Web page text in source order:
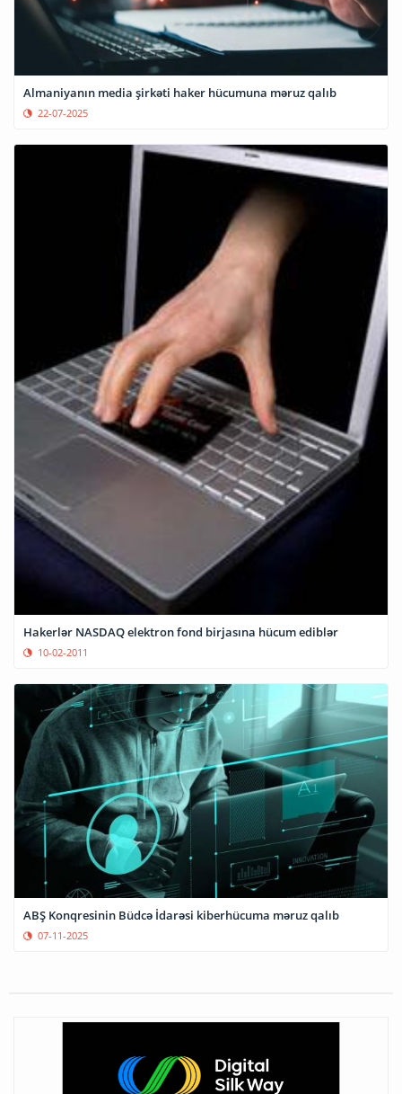
Almaniyanın media şirkəti haker hücumuna məruz qalıb
22-07-2025
Hakerlər NASDAQ elektron fond birjasına hücum ediblər
10-02-2011
ABŞ Konqresinin Büdcə İdarəsi kiberhücuma məruz qalıb
07-11-2025